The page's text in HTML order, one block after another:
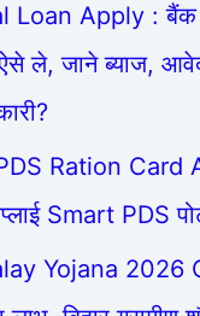
Loan Apply :
ले, जाने ब्याज,
Ration Card
Smart PDS
Yojana 2026